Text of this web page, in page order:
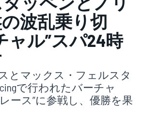
波乱乗り切
ャル”スパ24時
とマックス・フェルスタ
で行われたバーチャ
ース”に参戦し、優勝を果